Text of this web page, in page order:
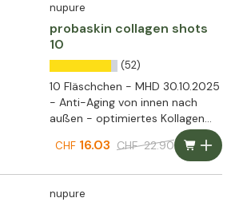
nupure
probaskin collagen shots
10
(52)
10 Fläschchen - MHD 30.10.2025
- Anti-Aging von innen nach
außen - optimiertes Kollagen
mit Bakterienkulturen im
innovativen 2-Phasen-Vial
CHF16.03 CHF 22.90
nupure